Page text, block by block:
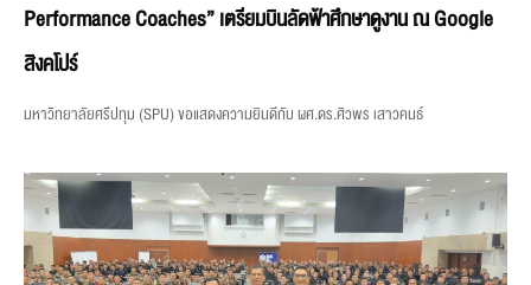
Performance Coaches” เตรียมบินลัดฟ้าศึกษาดูงาน ณ Google
สิงคโปร์
มหาวิทยาลัยศรีปทุม (SPU) ขอแสดงความยินดีกับ ผศ.ดร.ศิวพร เสาวคนธ์